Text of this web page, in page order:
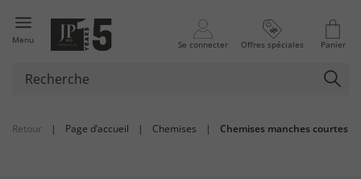
Menu Se connecter Offres spéciales Panier
Retour | Page d’accueil | Chemises | Chemises manches courtes